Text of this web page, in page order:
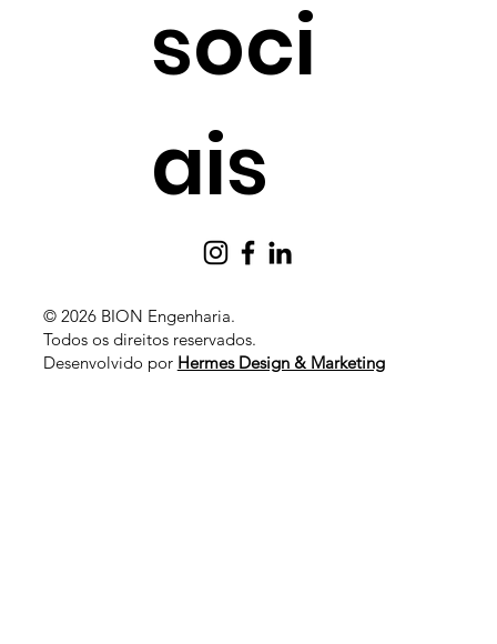
© 2026 BION Engenharia.
Todos os direitos reservados.
Desenvolvido por Hermes Design & Marketing
soci
ais